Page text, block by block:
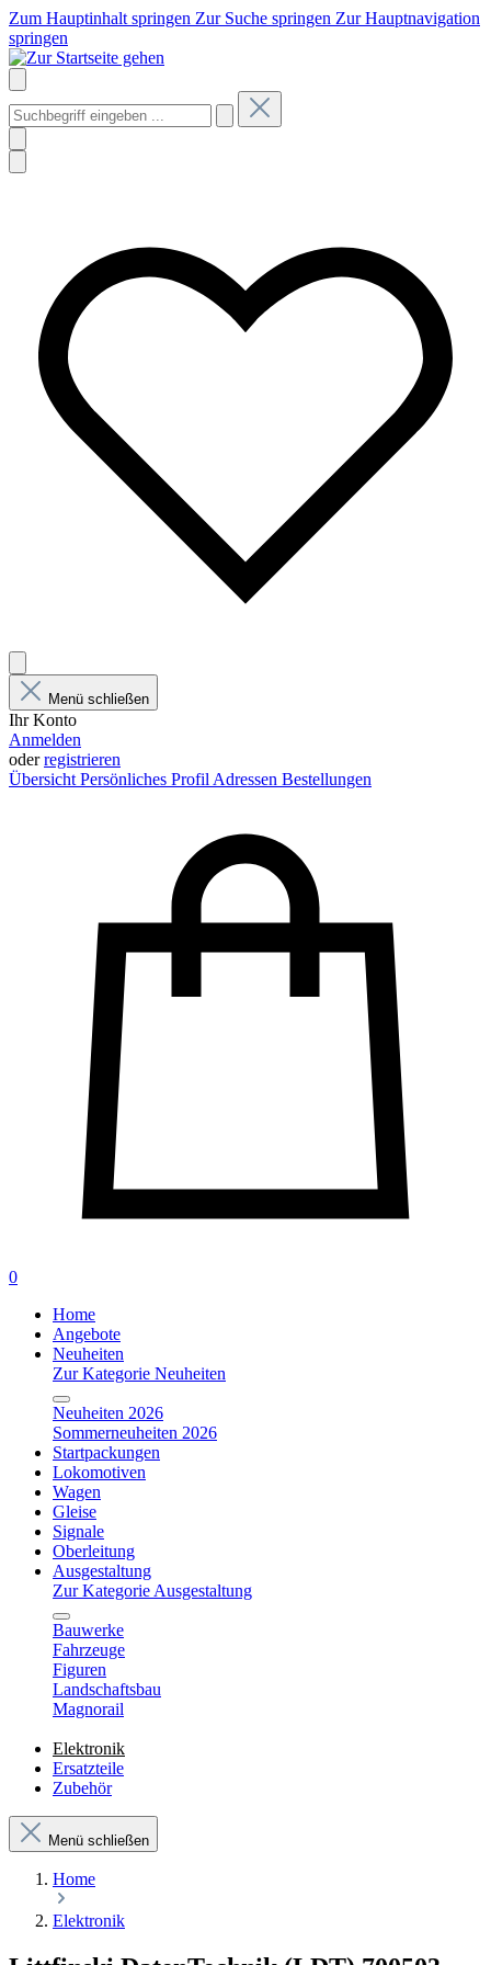
Zum Hauptinhalt springen Zur Suche springen Zur Hauptnavigation
springen
Menü schließen
Ihr Konto
Anmelden
oderregistrieren
Übersicht Persönliches Profil Adressen Bestellungen
0
Home
Angebote
Neuheiten
Zur Kategorie Neuheiten
Neuheiten 2026
Sommerneuheiten 2026
Startpackungen
Lokomotiven
Wagen
Gleise
Signale
Oberleitung
Ausgestaltung
Zur Kategorie Ausgestaltung
Bauwerke
Fahrzeuge
Figuren
Landschaftsbau
Magnorail
Elektronik
Ersatzteile
Zubehör
Menü schließen
Home
Elektronik